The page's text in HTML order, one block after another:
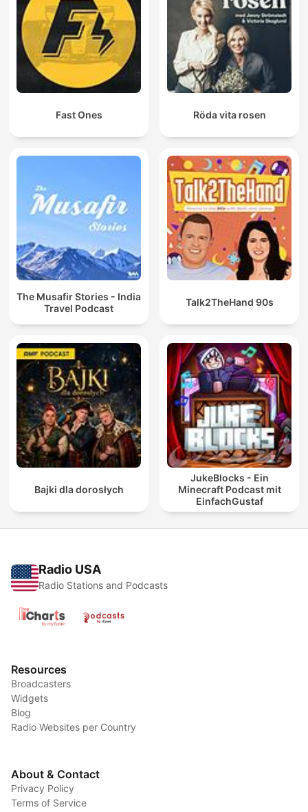
Fast Ones Röda vita rosen
The Musafir Stories - India
Travel Podcast
Talk2TheHand 90s
Bajki dla dorosłych
JukeBlocks - Ein
Minecraft Podcast mit
EinfachGustaf
Radio USA
Radio Stations and Podcasts
Resources
Broadcasters
Widgets
Blog
Radio Websites per Country
About & Contact
Privacy Policy
Terms of Service